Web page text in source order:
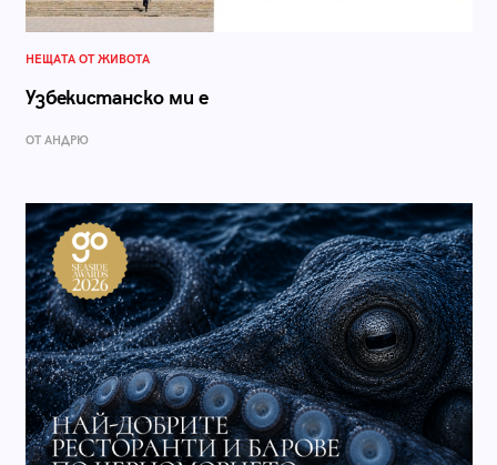
НЕЩАТА ОТ ЖИВОТА
Узбекистанско ми е
ОТ АНДРЮ